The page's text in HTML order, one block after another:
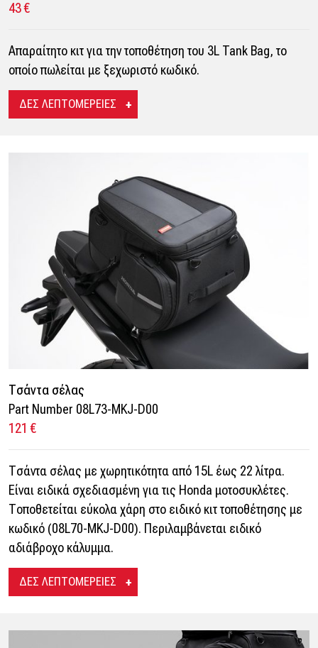
43 €
Απαραίτητο κιτ για την τοποθέτηση του 3L Tank Bag, το
οποίο πωλείται με ξεχωριστό κωδικό.
ΔΕΣ ΛΕΠΤΟΜΕΡΕΙΕΣ
Τσάντα σέλας
Part Number 08L73-MKJ-D00
121 €
Τσάντα σέλας με χωρητικότητα από 15L έως 22 λίτρα.
Είναι ειδικά σχεδιασμένη για τις Honda μοτοσυκλέτες.
Τοποθετείται εύκολα χάρη στο ειδικό κιτ τοποθέτησης με
κωδικό (08L70-MKJ-D00). Περιλαμβάνεται ειδικό
αδιάβροχο κάλυμμα.
ΔΕΣ ΛΕΠΤΟΜΕΡΕΙΕΣ